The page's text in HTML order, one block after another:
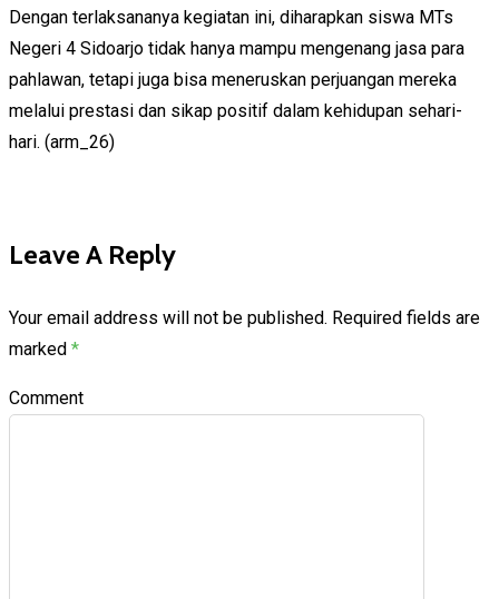
Dengan terlaksananya kegiatan ini, diharapkan siswa MTs
Negeri 4 Sidoarjo tidak hanya mampu mengenang jasa para
pahlawan, tetapi juga bisa meneruskan perjuangan mereka
melalui prestasi dan sikap positif dalam kehidupan sehari-
hari. (arm_26)
Leave A Reply
Your email address will not be published. Required fields are
marked *
Comment